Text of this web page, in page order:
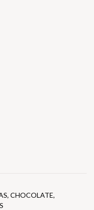
CHOCOLATE,